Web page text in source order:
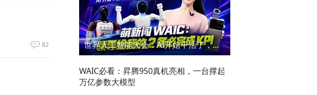
82 世界人工智能大会：AI开始干活了，但到底干的怎么样？萌新闯WAIC
WAIC必看：昇腾950真机亮相，一台撑起
万亿参数大模型